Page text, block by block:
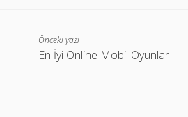
Önceki yazı
En İyi Online Mobil Oyunlar